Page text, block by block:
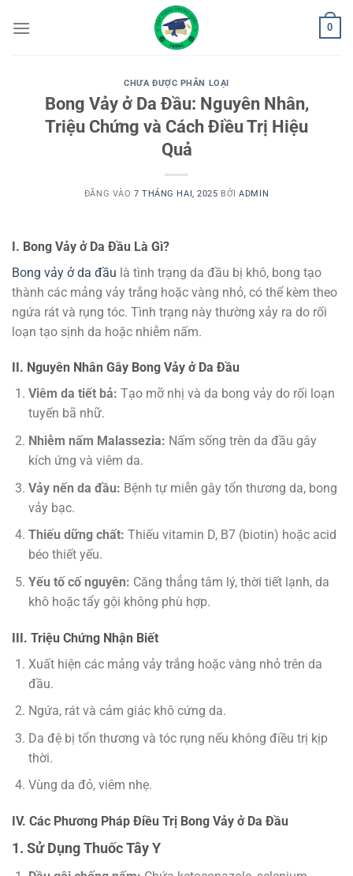
qua
0
CHƯA ĐƯỢC PHÂN LOẠI
Bong Vảy ở Da Đầu: Nguyên Nhân,
Triệu Chứng và Cách Điều Trị Hiệu
Quả
ĐĂNG VÀO 7 THÁNG HAI, 2025 BỞIADMIN
I. Bong Vảy ở Da Đầu Là Gì?
Bong vảy ở da đầu là tình trạng da đầu bị khô, bong tạo
thành các mảng vảy trắng hoặc vàng nhỏ, có thể kèm theo
ngứa rát và rụng tóc. Tình trạng này thường xảy ra do rối
loạn tạo sịnh da hoặc nhiễm nấm.
II. Nguyên Nhân Gây Bong Vảy ở Da Đầu
Viêm da tiết bả: Tạo mỡ nhị và da bong vảy do rối loạn
tuyến bã nhữ.
Nhiễm nấm Malassezia: Nấm sống trên da đầu gây
kích ứng và viêm da.
Vảy nến da đầu: Bệnh tự miễn gây tổn thương da, bong
vảy bạc.
Thiếu dững chất: Thiếu vitamin D, B7 (biotin) hoặc acid
béo thiết yếu.
Yếu tố cố nguyên: Căng thẳng tâm lý, thời tiết lạnh, da
khô hoặc tẩy gội không phù hợp.
III. Triệu Chứng Nhận Biết
Xuất hiện các mảng vảy trắng hoặc vàng nhỏ trên da
đầu.
Ngứa, rát và cảm giác khô cứng da.
Da đệ bị tổn thương và tóc rụng nếu không điều trị kịp
thời.
Vùng da đỏ, viêm nhẹ.
IV. Các Phương Pháp Điều Trị Bong Vảy ở Da Đầu
1. Sử Dụng Thuốc Tây Y